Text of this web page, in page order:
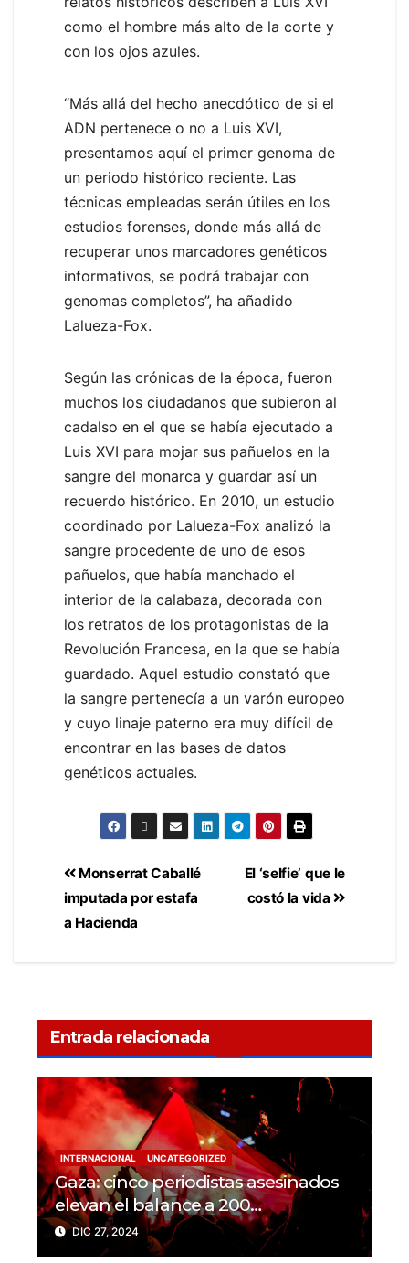
como el hombre más alto de la corte y
con los ojos azules.
“Más allá del hecho anecdótico de si el
ADN pertenece o no a Luis XVI,
presentamos aquí el primer genoma de
un periodo histórico reciente. Las
técnicas empleadas serán útiles en los
estudios forenses, donde más allá de
recuperar unos marcadores genéticos
informativos, se podrá trabajar con
genomas completos”, ha añadido
Lalueza-Fox.
Según las crónicas de la época, fueron
muchos los ciudadanos que subieron al
cadalso en el que se había ejecutado a
Luis XVI para mojar sus pañuelos en la
sangre del monarca y guardar así un
recuerdo histórico. En 2010, un estudio
coordinado por Lalueza-Fox analizó la
sangre procedente de uno de esos
pañuelos, que había manchado el
interior de la calabaza, decorada con
los retratos de los protagonistas de la
Revolución Francesa, en la que se había
guardado. Aquel estudio constató que
la sangre pertenecía a un varón europeo
y cuyo linaje paterno era muy difícil de
encontrar en las bases de datos
genéticos actuales.
El ‘selfie’ que le
costó la vida
Monserrat Caballé
imputada por estafa
a Hacienda
Entrada relacionada
INTERNACIONAL UNCATEGORIZED
Gaza: cinco periodistas asesinados
elevan el balance a 200
trabajadores de la prensa muertos
en 2024
DIC 27, 2024